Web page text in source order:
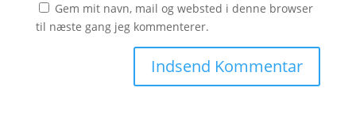
Gem mit navn, mail og websted i denne browser
til næste gang jeg kommenterer.